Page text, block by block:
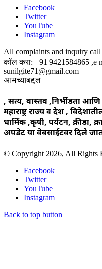
Facebook
Twitter
YouTube
Instagram
All complaints and inquiry call
कॉल करा: +91 9421584865 ,e
sunilgite71@gmail.com
आमच्याबद्दल
, सत्य, वास्तव ,निर्भीडता
महाराष्ट्र राज्य व देश ,
धार्मिक ,कृषी, पर्यटन, क्रीडा,
अपडेट या वेबसाईटवर दिले
© Copyright 2026, All Rights
Facebook
Twitter
YouTube
Instagram
Back to top button